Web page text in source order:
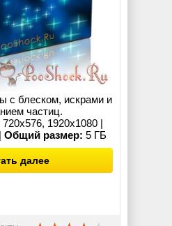
с блеском, искрами и
частиц.
1920x1080 |
Общий размер: 5 ГБ
далее